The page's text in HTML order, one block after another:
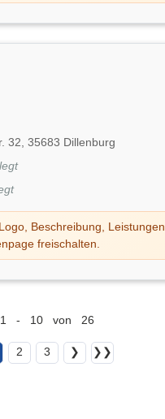
32, 35683 Dillenburg
Logo, Beschreibung, Leistungen,
freischalten.
1 - 10 von 26
2 3 ❯ ❯❯